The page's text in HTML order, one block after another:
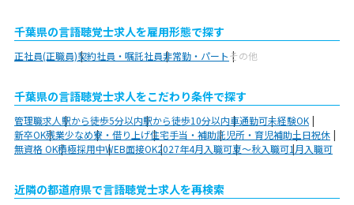
千葉県の言語聴覚士求人を雇用形態で探す
正社員(正職員)契約社員・嘱託社員非常勤・パートその他
千葉県の言語聴覚士求人をこだわり条件で探す
管理職求人駅から徒歩5分以内駅から徒歩10分以内車通勤可未経験OK
新卒OK残業少なめ寮・借り上げ住宅手当・補助託児所・育児補助土日祝休
無資格 OK積極採用中WEB面接OK2027年4月入職可夏～秋入職可1月入職可
近隣の都道府県で言語聴覚士求人を再検索